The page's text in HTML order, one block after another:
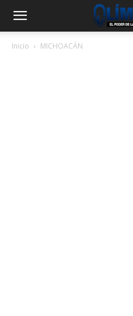
Inicio MICHOACÁN